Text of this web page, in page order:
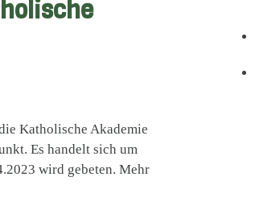
Katholische Akademie
Es handelt sich um
wird gebeten. Mehr